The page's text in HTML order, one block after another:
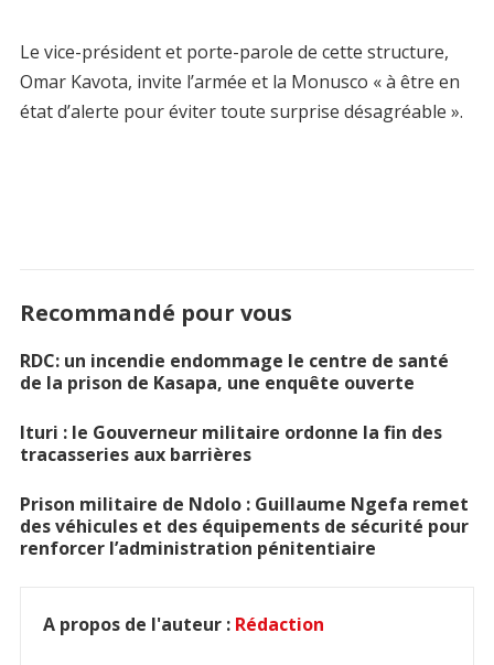
Le vice-président et porte-parole de cette structure,
Omar Kavota, invite l’armée et la Monusco « à être en
état d’alerte pour éviter toute surprise désagréable ».
Recommandé pour vous
RDC: un incendie endommage le centre de santé
de la prison de Kasapa, une enquête ouverte
Ituri : le Gouverneur militaire ordonne la fin des
tracasseries aux barrières
Prison militaire de Ndolo : Guillaume Ngefa remet
des véhicules et des équipements de sécurité pour
renforcer l’administration pénitentiaire
A propos de l'auteur : Rédaction